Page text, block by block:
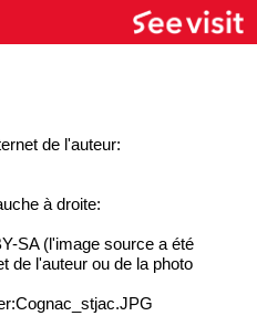
de l'auteur:
à droite:
SA (l'image source a été
de l'auteur ou de la photo